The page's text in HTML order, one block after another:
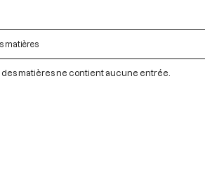
matières
des matières ne contient aucune entrée.